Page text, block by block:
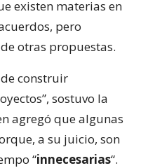
existen materias en
pero
otras propuestas.
construir
sostuvo la
agregó que algunas
a su juicio, son
“innecesarias“.